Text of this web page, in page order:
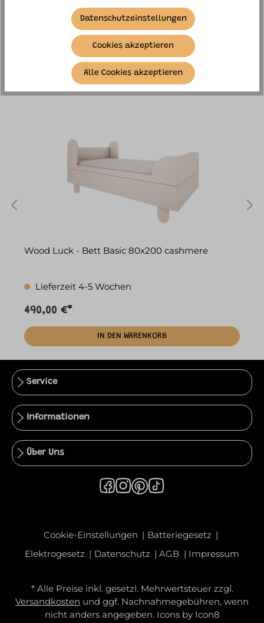
ACCESSORY ITEMS
Wood Luck - Bett Basic 80x200 cashmere
Lieferzeit 4-5 Wochen
490,00 €*
IN DEN WARENKORB
Service
Informationen
Über Uns
Cookie-Einstellungen
Batteriegesetz
Elektrogesetz
Datenschutz AGB Impressum
* Alle Preise inkl. gesetzl. Mehrwertsteuer zzgl.
Versandkosten und ggf. Nachnahmegebühren, wenn
nicht anders angegeben. Icons by Icon8
Datenschutzeinstellungen
Cookies akzeptieren
Alle Cookies akzeptieren